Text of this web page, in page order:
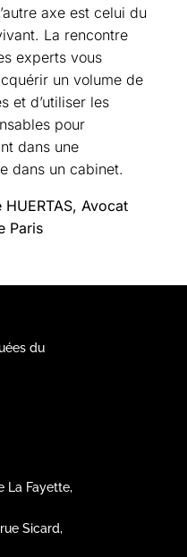
axe est celui du
La rencontre
experts vous
un volume de
et d’utiliser les
pour
dans une
dans un cabinet.
Avocat
Paris
du
La Fayette,
Sicard,